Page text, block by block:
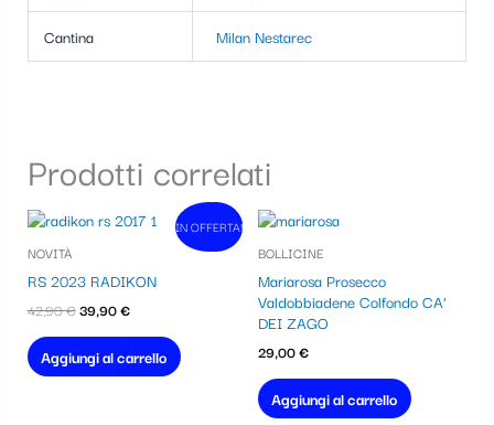
Cantina Milan Nestarec
Prodotti correlati
In vendita!
IN OFFERTA!
NOVITÀ
RS 2023 RADIKON
42,90€
Il
era:
39,90€
Il
è:
Aggiungi al carrello
BOLLICINE
Mariarosa Prosecco
Valdobbiadene Colfondo CA’
DEI ZAGO
29,00€
Aggiungi al carrello